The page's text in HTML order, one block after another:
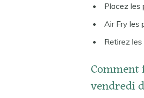
Placez les
Air Fry les
Retirez
vendredi